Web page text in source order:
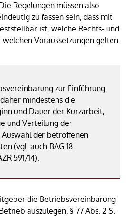
Regelungen müssen also
zu fassen sein, dass mit
ist, welche Rechts- und
Voraussetzungen gelten.
zur Einführung
mindestens die
und Dauer der Kurzarbeit,
und Verteilung der
der betroffenen
(vgl. auch BAG 18.
591/14).
die Betriebsvereinbarung
auszulegen, § 77 Abs. 2 S.